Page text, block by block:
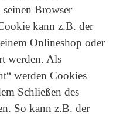
Browser
kann z.B. der
Onlineshop oder
werden. Als
werden Cookies
Schließen des
So kann z.B. der